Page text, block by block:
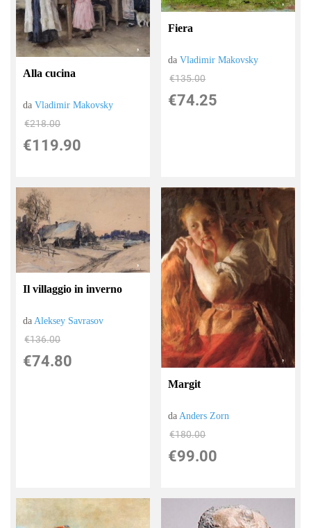
Alla cucina
daVladimir Makovsky
€218.00
€119.90
Fiera
daVladimir Makovsky
€135.00
€74.25
Il villaggio in inverno
daAleksey Savrasov
€136.00
€74.80
Margit
daAnders Zorn
€180.00
€99.00